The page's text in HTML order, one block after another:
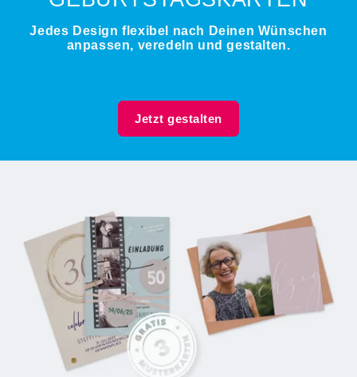
Jedes Design flexibel nach Deinen Wünschen
anpassen, veredeln und gestalten.
Jetzt gestalten